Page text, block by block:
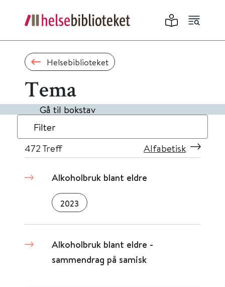
Helsebiblioteket
Tema
Gå til bokstav
Filter
472 Treff Alfabetisk
Alkoholbruk blant eldre
2023
Alkoholbruk blant eldre -
sammendrag på samisk